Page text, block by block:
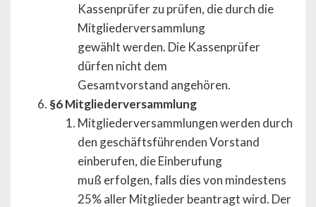
Kassenprüfer zu prüfen, die durch die
Mitgliederversammlung
gewählt werden. Die Kassenprüfer
dürfen nicht dem
Gesamtvorstand angehören.
§6 Mitgliederversammlung
Mitgliederversammlungen werden durch
den geschäftsführenden Vorstand
einberufen, die Einberufung
muß erfolgen, falls dies von mindestens
25% aller Mitglieder beantragt wird. Der